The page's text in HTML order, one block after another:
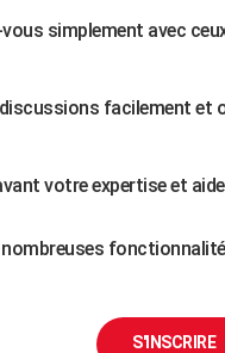
simplement avec
facilement et
votre expertise et
S'INSCRIRE